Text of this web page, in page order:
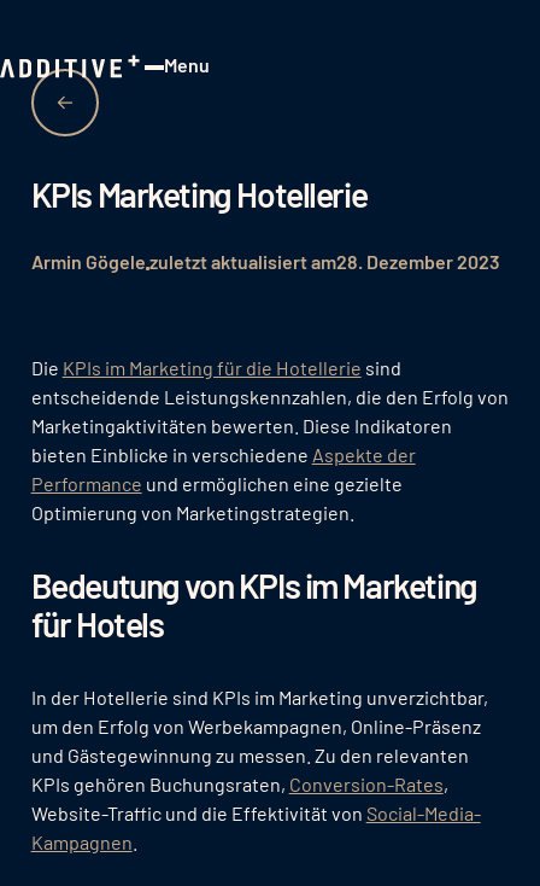
Menu
KPIs Marketing Hotellerie
Armin Gögelezuletzt aktualisiert am28. Dezember 2023
Die KPIs im Marketing für die Hotellerie sind
entscheidende Leistungskennzahlen, die den Erfolg von
Marketingaktivitäten bewerten. Diese Indikatoren
bieten Einblicke in verschiedene Aspekte der
Performance und ermöglichen eine gezielte
Optimierung von Marketingstrategien.
Bedeutung von KPIs im Marketing
für Hotels
In der Hotellerie sind KPIs im Marketing unverzichtbar,
um den Erfolg von Werbekampagnen, Online-Präsenz
und Gästegewinnung zu messen. Zu den relevanten
KPIs gehören Buchungsraten, Conversion-Rates,
Website-Traffic und die Effektivität von Social-Media-
Kampagnen